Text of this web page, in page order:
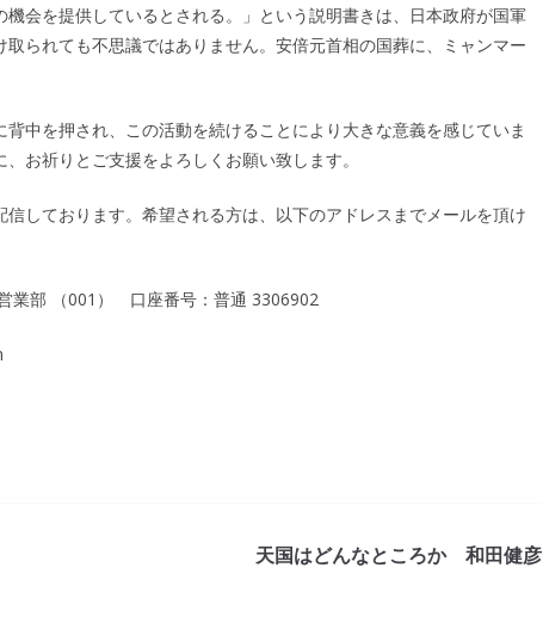
会を提供しているとされる。」という説明書きは、日本政府が国軍
られても不思議ではありません。安倍元首相の国葬に、ミャンマー
中を押され、この活動を続けることにより大きな意義を感じていま
お祈りとご支援をよろしくお願い致します。
しております。希望される方は、以下のアドレスまでメールを頂け
業部 （001） 口座番号：普通 3306902
天国はどんなところか 和田健彦